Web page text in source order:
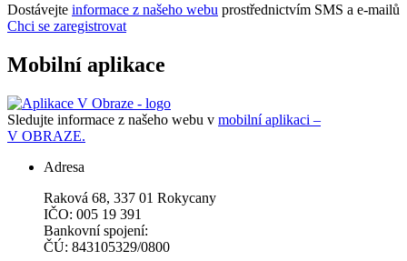
Dostávejte informace z našeho webu prostřednictvím SMS a e-mailů
Chci se zaregistrovat
Mobilní aplikace
Sledujte informace z našeho webu v mobilní aplikaci –
V OBRAZE.
Adresa
Raková 68, 337 01 Rokycany
IČO: 005 19 391
Bankovní spojení:
ČÚ: 843105329/0800